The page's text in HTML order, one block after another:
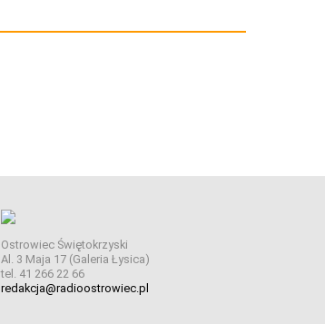
Ostrowiec Świętokrzyski
Al. 3 Maja 17 (Galeria Łysica)
tel. 41 266 22 66
redakcja@radioostrowiec.pl